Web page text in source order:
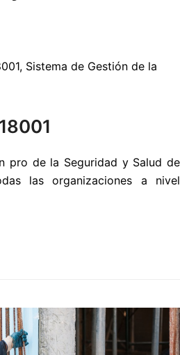
, Sistema de Gestión de la
pro de la Seguridad y Salud de
las organizaciones a nivel